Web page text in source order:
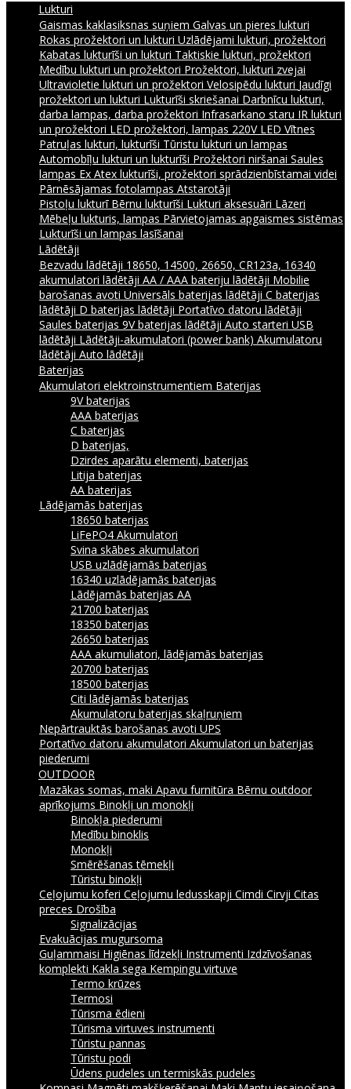
Lukturi
Gaismas kaklasiksnas suņiem Galvas un pieres lukturi
Rokas prožektori un lukturi Uzlādējami lukturi, prožektori
Kabatas lukturīši un lukturi Taktiskie lukturi, prožektori
Medību lukturi un prožektori Prožektori, lukturi zvejai
Ultravioletie lukturi un prožektori Velosipēdu lukturi Jaudīgi
prožektori un lukturi Lukturīši skriešanai Darbnīcu lukturi,
darba lampas, darba prožektori Infrasarkano staru IR lukturi
un prožektori LED prožektori, lampas 220V LED Vītnes
Patruļas lukturi, lukturīši Tūristu lukturi un lampas
Automobīļu lukturi un lukturīši Prožektori niršanai Saules
lampas Ex Atex lukturīši, prožektori sprādzienbīstamai videi
Pārnēsājamas fotolampas Atstarotāji
Pistoļu lukturī Bērnu lukturīši Lukturi aksesuāri Lāzeri
Mēbeļu lukturis, lampas Pārvietojamas apgaismes sistēmas
Lukturīši un lampas lasīšanai
Lādētāji
Bezvadu lādētāji 18650, 14500, 26650, CR123a, 16340
akumulatori lādētāji AA / AAA bateriju lādētāji Mobilie
barošanas avoti Universāls baterijas lādētāji C baterijas
lādētāji D baterijas lādētāji Portatīvo datoru lādētāji
Saules baterijas 9V baterijas lādētāji Auto starteri USB
lādētāji Lādētāji-akumulatori (power bank) Akumulatoru
lādētāji Auto lādētāji
Baterijas
Akumulatori elektroinstrumentiem Baterijas
9V baterijas
AAA baterijas
C baterijas
D baterijas,
Dzirdes aparātu elementi, baterijas
Litija baterijas
AA baterijas
Lādējamās baterijas
18650 baterijas
LiFePO4 Akumulatori
Svina skābes akumulatori
USB uzlādējamās baterijas
16340 uzlādējamās baterijas
Lādējamās baterijas AA
21700 baterijas
18350 baterijas
26650 baterijas
AAA akumuliatori, lādējamās baterijas
20700 baterijas
18500 baterijas
Citi lādējamās baterijas
Akumulatoru baterijas skaļruņiem
Nepārtrauktās barošanas avoti UPS
Portatīvo datoru akumulatori Akumulatori un baterijas
piederumi
OUTDOOR
Mazākas somas, maki Apavu furnitūra Bērnu outdoor
aprīkojums Binokļi un monokļi
Binokļa piederumi
Medību binoklis
Monokļi
Smērēšanas tēmekļi
Tūristu binokļi
Ceļojumu koferi Ceļojumu ledusskapji Cimdi Cirvji Citas
preces Drošība
Signalizācijas
Evakuācijas mugursoma
Guļammaisi Higiēnas līdzekļi Instrumenti Izdzīvošanas
komplekti Kakla sega Kempingu virtuve
Termo krūzes
Termosi
Tūrisma ēdieni
Tūrisma virtuves instrumenti
Tūristu pannas
Tūristu podi
Ūdens pudeles un termiskās pudeles